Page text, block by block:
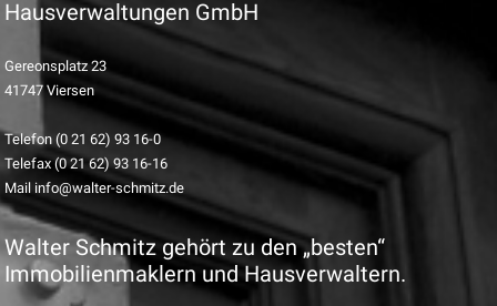
Hausverwaltungen GmbH
Gereonsplatz 23
41747 Viersen
Telefon (0 21 62) 93 16-0
Telefax (0 21 62) 93 16-16
Mail info@walter-schmitz.de
Walter Schmitz gehört zu den „besten“
Immobilienmaklern und Hausverwaltern.